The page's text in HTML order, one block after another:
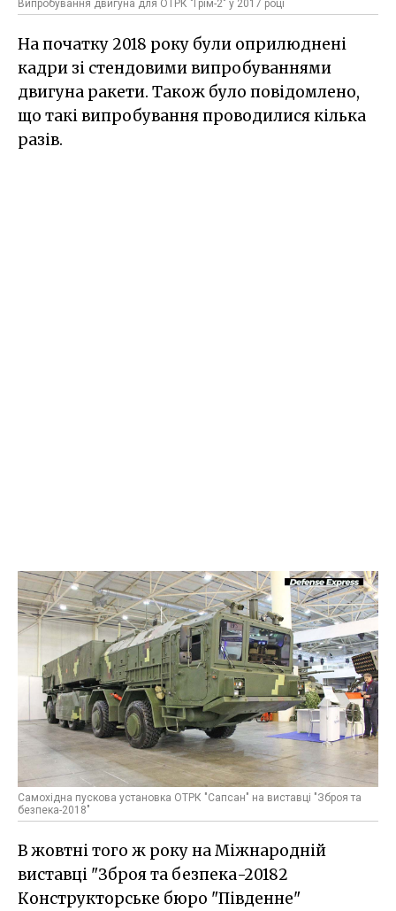
Випробування двигуна для ОТРК "Грім-2" у 2017 році
На початку 2018 року були оприлюднені
кадри зі стендовими випробуваннями
двигуна ракети. Також було повідомлено,
що такі випробування проводилися кілька
разів.
Самохідна пускова установка ОТРК "Сапсан" на виставці "Зброя та
безпека-2018"
В жовтні того ж року на Міжнародній
виставці "Зброя та безпека-20182
Конструкторське бюро "Південне"